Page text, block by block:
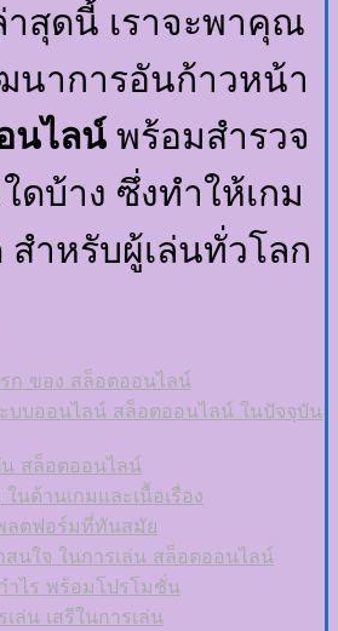
าสุดนี้ เราจะพาคุณ
นาการอันก้าวหน้า
นไลน์ พร้อมสำรวจ
ดบ้าง ซึ่งทำให้เกม
ำหรับผู้เล่นทั่วโลก
ก ของ สล็อตออนไลน์
บบออนไลน์ สล็อตออนไลน์ ในปัจจุบัน
สล็อตออนไลน์
นด้านเกมและเนื้อเรื่อง
ลตฟอร์มที่ทันสมัย
สนใจ ในการเล่น สล็อตออนไลน์
ำไร พร้อมโปรโมชั่น
ล่น เสรีในการเล่น